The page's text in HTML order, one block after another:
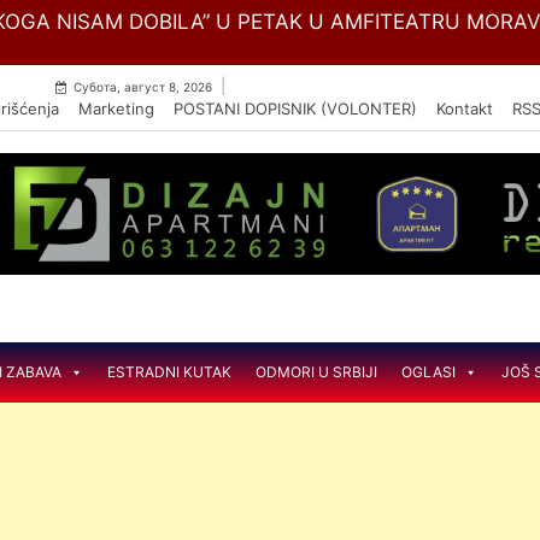
Skip
NISAM DOBILA” U PETAK U AMFITEATRU
Субота, август 8, 2026
Marketing POSTANI DOPISNIK (VOLONTER) Kontakt RSS
ZABAVA ESTRADNI KUTAK ODMORI U SRBIJI OGLASI JOŠ